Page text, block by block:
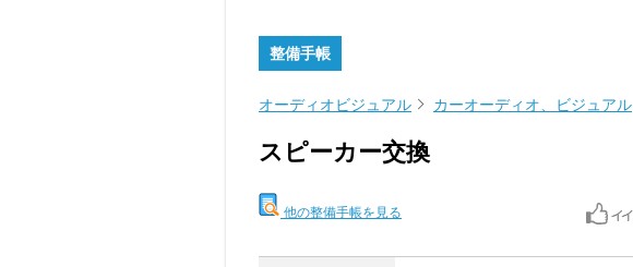
整備手帳
オーディオビジュアル カーオーディオ、ビジュアル
スピーカー交換
他の整備手帳を見る